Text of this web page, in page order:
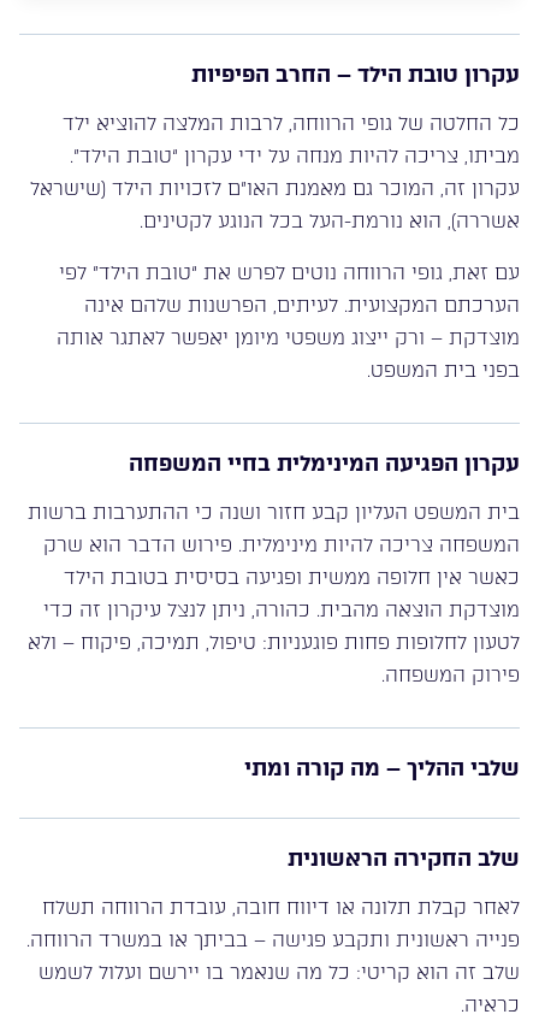
עקרון טובת הילד – החרב הפיפיות
כל החלטה של גופי הרווחה, לרבות המלצה להוציא ילד
מביתו, צריכה להיות מנחה על ידי עקרון “טובת הילד”.
עקרון זה, המוכר גם מאמנת האו”ם לזכויות הילד (שישראל
אשררה), הוא נורמת-העל בכל הנוגע לקטינים.
עם זאת, גופי הרווחה נוטים לפרש את “טובת הילד” לפי
הערכתם המקצועית. לעיתים, הפרשנות שלהם אינה
מוצדקת – ורק ייצוג משפטי מיומן יאפשר לאתגר אותה
בפני בית המשפט.
עקרון הפגיעה המינימלית בחיי המשפחה
בית המשפט העליון קבע חזור ושנה כי ההתערבות ברשות
המשפחה צריכה להיות מינימלית. פירוש הדבר הוא שרק
כאשר אין חלופה ממשית ופגיעה בסיסית בטובת הילד
מוצדקת הוצאה מהבית. כהורה, ניתן לנצל עיקרון זה כדי
לטעון לחלופות פחות פוגעניות: טיפול, תמיכה, פיקוח – ולא
פירוק המשפחה.
שלבי ההליך – מה קורה ומתי
שלב החקירה הראשונית
לאחר קבלת תלונה או דיווח חובה, עובדת הרווחה תשלח
פנייה ראשונית ותקבע פגישה – בביתך או במשרד הרווחה.
שלב זה הוא קריטי: כל מה שנאמר בו יירשם ועלול לשמש
כראיה.